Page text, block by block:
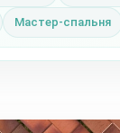
Мастер-спальня